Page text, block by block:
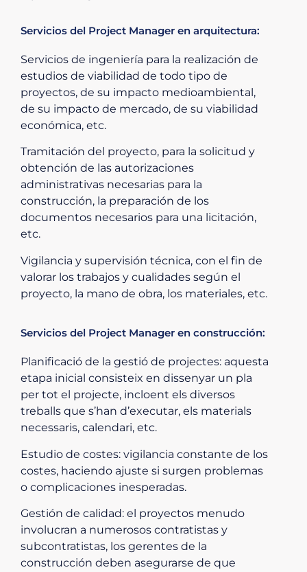
Servicios del Project Manager en arquitectura:
Servicios de ingeniería para la realización de
estudios de viabilidad de todo tipo de
proyectos, de su impacto medioambiental,
de su impacto de mercado, de su viabilidad
económica, etc.
Tramitación del proyecto, para la solicitud y
obtención de las autorizaciones
administrativas necesarias para la
construcción, la preparación de los
documentos necesarios para una licitación,
etc.
Vigilancia y supervisión técnica, con el fin de
valorar los trabajos y cualidades según el
proyecto, la mano de obra, los materiales, etc.
Servicios del Project Manager en construcción:
Planificació de la gestió de projectes: aquesta
etapa inicial consisteix en dissenyar un pla
per tot el projecte, incloent els diversos
treballs que s’han d’executar, els materials
necessaris, calendari, etc.
Estudio de costes: vigilancia constante de los
costes, haciendo ajuste si surgen problemas
o complicaciones inesperadas.
Gestión de calidad: el proyectos menudo
involucran a numerosos contratistas y
subcontratistas, los gerentes de la
construcción deben asegurarse de que